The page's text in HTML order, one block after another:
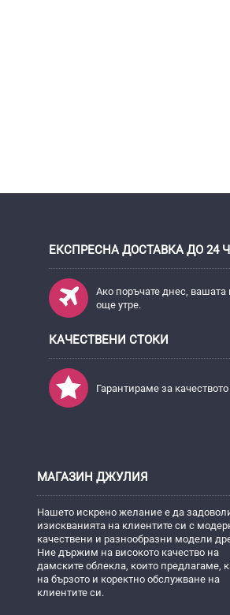
ЕКСПРЕСНА ДОСТАВКА ДО 24
Ако поръчате днес,
още утре.
КАЧЕСТВЕНИ СТОКИ
Гарантираме за
МАГАЗИН ДЖУЛИЯ
Нашето искрено желание е да
изискванията на клиентите си с
качествени и разнообразни модели
Ние държим на високото качество на
дамските облекла, които предлагаме,
на бързото и коректно обслужване на
клиентите си.